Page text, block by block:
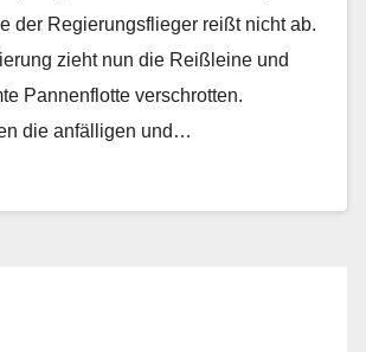
der Regierungsflieger reißt nicht ab.
zieht nun die Reißleine und
Pannenflotte verschrotten.
die anfälligen und…